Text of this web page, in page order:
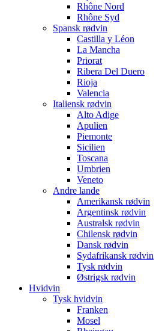
Rhône Nord
Rhône Syd
Spansk rødvin
Castilla y Léon
La Mancha
Priorat
Ribera Del Duero
Rioja
Valencia
Italiensk rødvin
Alto Adige
Apulien
Piemonte
Sicilien
Toscana
Umbrien
Veneto
Andre lande
Amerikansk rødvin
Argentinsk rødvin
Australsk rødvin
Chilensk rødvin
Dansk rødvin
Sydafrikansk rødvin
Tysk rødvin
Østrigsk rødvin
Hvidvin
Tysk hvidvin
Franken
Mosel